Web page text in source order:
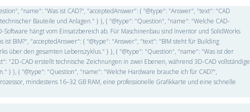
"name": "Was ist CAD?", "acceptedAnswer": { "@type": "Answer", "text": "CAD
Bauteile und Anlagen." } }, { "@type": "Question", "name": "Welche CAD-
hängt vom Einsatzbereich ab. Für Maschinenbau sind Inventor und SolidWorks
BIM?", "acceptedAnswer": { "@type": "Answer", "text": "BIM steht für Building
über den gesamten Lebenszyklus." } }, { "@type": "Question", "name": "Was ist der
"2D-CAD erstellt technische Zeichnungen in zwei Ebenen, während 3D-CAD vollständige
} }, { "@type": "Question", "name": "Welche Hardware brauche ich für CAD?",
mindestens 16–32 GB RAM, eine professionelle Grafikkarte und eine schnelle